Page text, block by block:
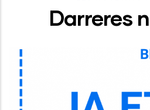
Darreres